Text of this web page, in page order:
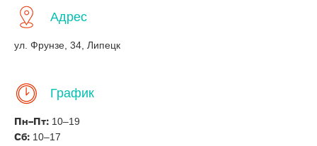
Адрес
ул. Фрунзе, 34, Липецк
График
Пн–Пт: 10–19
Сб: 10–17